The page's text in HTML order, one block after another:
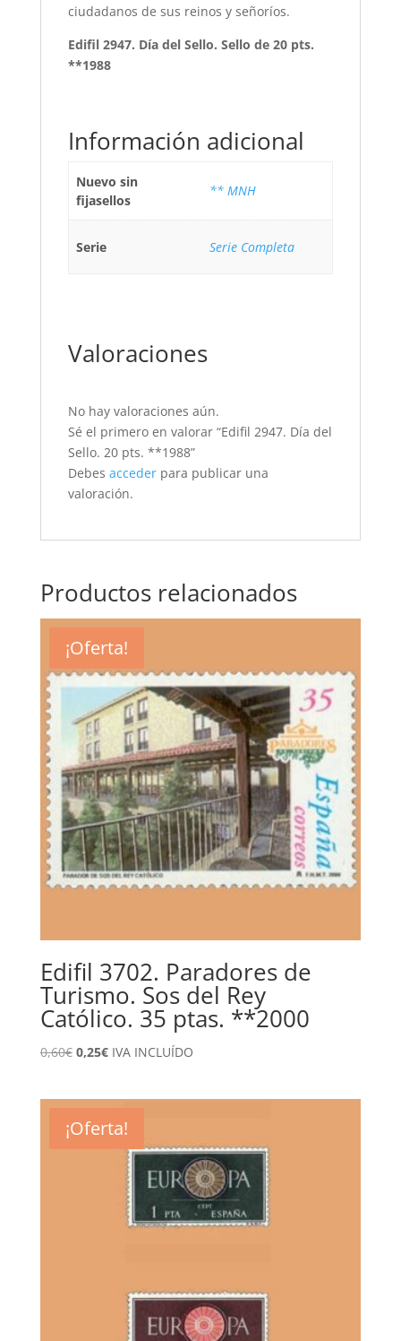
ciudadanos de sus reinos y señoríos.
Edifil 2947. Día del Sello. Sello de 20 pts.
**1988
Información adicional
Nuevo sin
fijasellos
** MNH
Serie Serie Completa
Valoraciones
No hay valoraciones aún.
Sé el primero en valorar “Edifil 2947. Día del
Sello. 20 pts. **1988”
Debes accederpara publicar una
valoración.
Productos relacionados
¡Oferta!
Edifil 3702. Paradores de
Turismo. Sos del Rey
Católico. 35 ptas. **2000
0,60€ El
0,60€.
0,25€El
0,25€.
IVA INCLUÍDO
¡Oferta!